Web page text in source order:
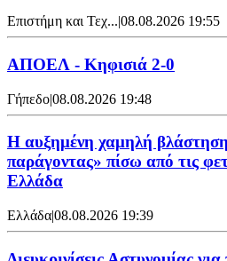
Επιστήμη και Τεχ...|08.08.2026 19:55
ΑΠΟΕΛ - Κηφισιά 2-0
Γήπεδο|08.08.2026 19:48
Η αυξημένη χαμηλή
παράγοντας» πίσω από τις
Ελλάδα
Ελλάδα|08.08.2026 19:39